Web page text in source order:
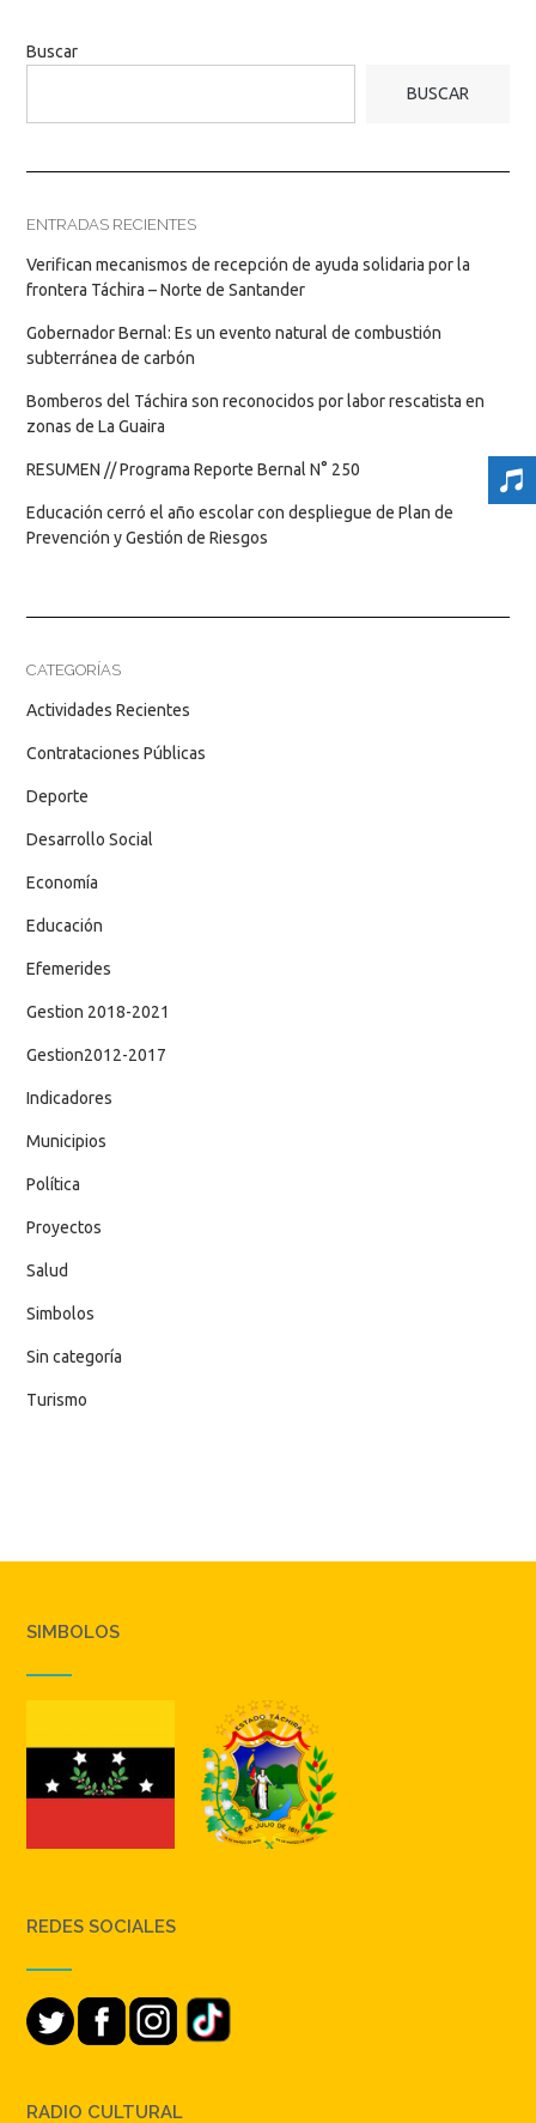
Buscar
BUSCAR
ENTRADAS RECIENTES
Verifican mecanismos de recepción de ayuda solidaria por la
frontera Táchira – Norte de Santander
Gobernador Bernal: Es un evento natural de combustión
subterránea de carbón
Bomberos del Táchira son reconocidos por labor rescatista en
zonas de La Guaira
RESUMEN // Programa Reporte Bernal N° 250
Educación cerró el año escolar con despliegue de Plan de
Prevención y Gestión de Riesgos
CATEGORÍAS
Actividades Recientes
Contrataciones Públicas
Deporte
Desarrollo Social
Economía
Educación
Efemerides
Gestion 2018-2021
Gestion2012-2017
Indicadores
Municipios
Política
Proyectos
Salud
Simbolos
Sin categoría
Turismo
SIMBOLOS
REDES SOCIALES
RADIO CULTURAL